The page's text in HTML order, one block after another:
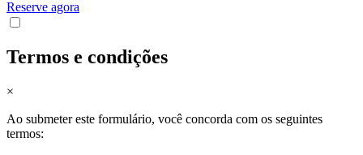
Santiago de Compostela - Caminho Francês de Bicicleta
Reserve agora
Termos e condições
×
Ao submeter este formulário, você concorda com os seguintes
termos: